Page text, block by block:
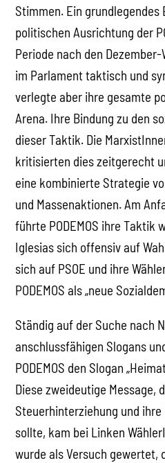
Stimmen. Ein
politischen Ausrichtung der
Periode nach den
im Parlament taktisch und
verlegte aber ihre gesamte
Arena. Ihre Bindung zu den
dieser Taktik. Die
kritisierten dies zeitgerecht
eine kombinierte Strategie
und Massenaktionen. Am
führte PODEMOS ihre Taktik
Iglesias sich offensiv auf
sich auf PSOE und ihre
PODEMOS als „neue
Ständig auf der Suche nach
anschlussfähigen Slogans
PODEMOS den Slogan
Diese zweideutige Message,
Steuerhinterziehung und
sollte, kam bei Linken
wurde als Versuch gewertet,